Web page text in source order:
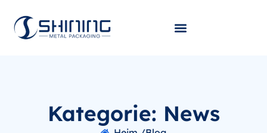
Kategorie: News